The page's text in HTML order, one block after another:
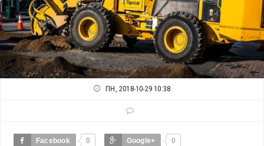
ПН, 2018-10-29 10:38
Facebook 0 Google+ 0